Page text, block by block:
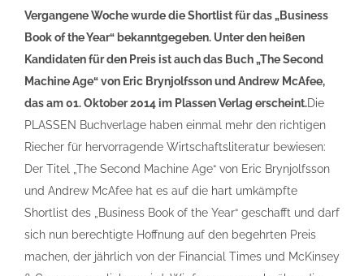
Vergangene Woche wurde die Shortlist für das „Business
Book of the Year“ bekanntgegeben. Unter den heißen
Kandidaten für den Preis ist auch das Buch „The Second
Machine Age“ von Eric Brynjolfsson und Andrew McAfee,
das am 01. Oktober 2014 im Plassen Verlag erscheint.Die
PLASSEN Buchverlage haben einmal mehr den richtigen
Riecher für hervorragende Wirtschaftsliteratur bewiesen:
Der Titel „The Second Machine Age“ von Eric Brynjolfsson
und Andrew McAfee hat es auf die hart umkämpfte
Shortlist des „Business Book of the Year“ geschafft und darf
sich nun berechtigte Hoffnung auf den begehrten Preis
machen, der jährlich von der Financial Times und McKinsey